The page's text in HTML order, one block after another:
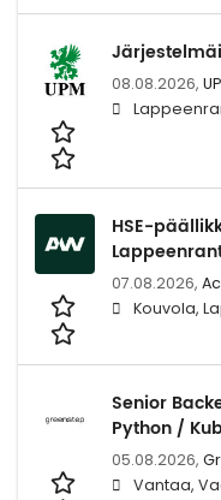
08.08.2026,
HSE-
07.08.2026,
Kouvola,
Senior
Python /
05.08.2026,
Vantaa,